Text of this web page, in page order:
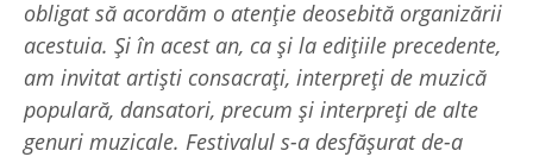
obligat să acordăm o atenție deosebită organizării
acestuia. Și în acest an, ca și la edițiile precedente,
am invitat artiști consacrați, interpreți de muzică
populară, dansatori, precum și interpreți de alte
genuri muzicale. Festivalul s-a desfășurat de-a